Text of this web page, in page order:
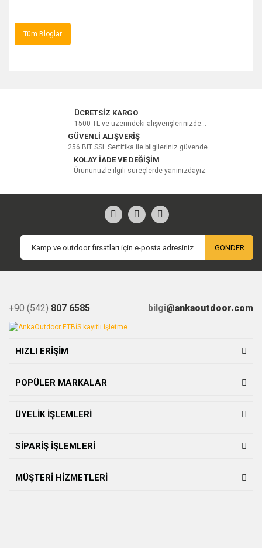
Tüm Bloglar
ÜCRETSİZ KARGO
1500 TL ve üzerindeki alışverişlerinizde...
GÜVENLİ ALIŞVERİŞ
256 BIT SSL Sertifika ile bilgileriniz güvende...
KOLAY İADE VE DEĞİŞİM
Ürününüzle ilgili süreçlerde yanınızdayız.
GÖNDER
+90 (542) 807 6585 bilgi@ankaoutdoor.com
HIZLI ERİŞİM
POPÜLER MARKALAR
ÜYELİK İŞLEMLERİ
SİPARİŞ İŞLEMLERİ
MÜŞTERİ HİZMETLERİ